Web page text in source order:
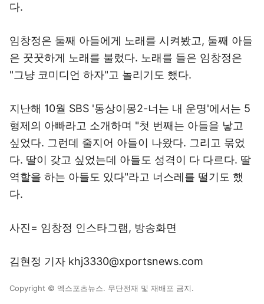
다.
임창정은 둘째 아들에게 노래를 시켜봤고, 둘째 아들
은 꿋꿋하게 노래를 불렀다. 노래를 들은 임창정은
"그냥 코미디언 하자"고 놀리기도 했다.
지난해 10월 SBS '동상이몽2-너는 내 운명'에서는 5
형제의 아빠라고 소개하며 "첫 번째는 아들을 낳고
싶었다. 그런데 줄지어 아들이 나왔다. 그리고 묶었
다. 딸이 갖고 싶었는데 아들도 성격이 다 다르다. 딸
역할을 하는 아들도 있다"라고 너스레를 떨기도 했
다.
사진= 임창정 인스타그램, 방송화면
김현정 기자 khj3330@xportsnews.com
Copyright © 엑스포츠뉴스. 무단전재 및 재배포 금지.